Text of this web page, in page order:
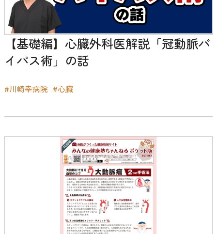
【基礎編】心臓外科医解説「冠動脈バ
イパス術」の話
#川崎幸病院 #心臓